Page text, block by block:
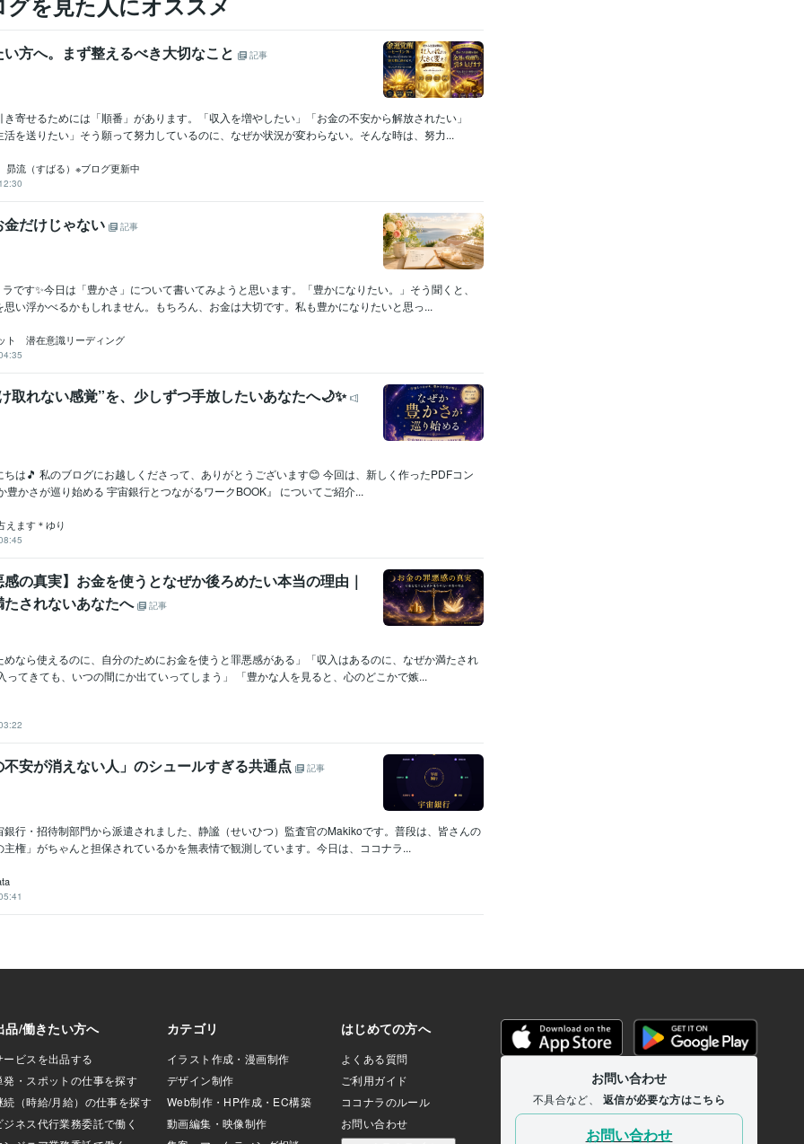
方へ。まず整えるべき大切なこと 記事
寄せるためには「順番」があります。「収入を増やしたい」「お金の不安から解放されたい」
を送りたい」そう願って努力しているのに、なぜか状況が変わらない。そんな時は、努力...
流（すばる）※ブログ更新中
だけじゃない 記事
です✨今日は「豊かさ」について書いてみようと思います。「豊かになりたい。」そう聞くと、
い浮かべるかもしれません。もちろん、お金は大切です。私も豊かになりたいと思っ...
ト 潜在意識リーディング
取れない感覚”を、少しずつ手放したいあなたへ🌙✨
🎵 私のブログにお越しくださって、ありがとうございます😊 今回は、新しく作ったPDFコン
豊かさが巡り始める 宇宙銀行とつながるワークBOOK』 についてご紹介...
えます＊ゆり
の真実】お金を使うとなぜか後ろめたい本当の理由｜
されないあなたへ
記事
めなら使えるのに、自分のためにお金を使うと罪悪感がある」「収入はあるのに、なぜか満たされ
ってきても、いつの間にか出ていってしまう」 「豊かな人を見ると、心のどこかで嫉...
安が消えない人」のシュールすぎる共通点 記事
銀行・招待制部門から派遣されました、静謐（せいひつ）監査官のMakikoです。普段は、皆さんの
権」がちゃんと担保されているかを無表情で観測しています。今日は、ココナラ...